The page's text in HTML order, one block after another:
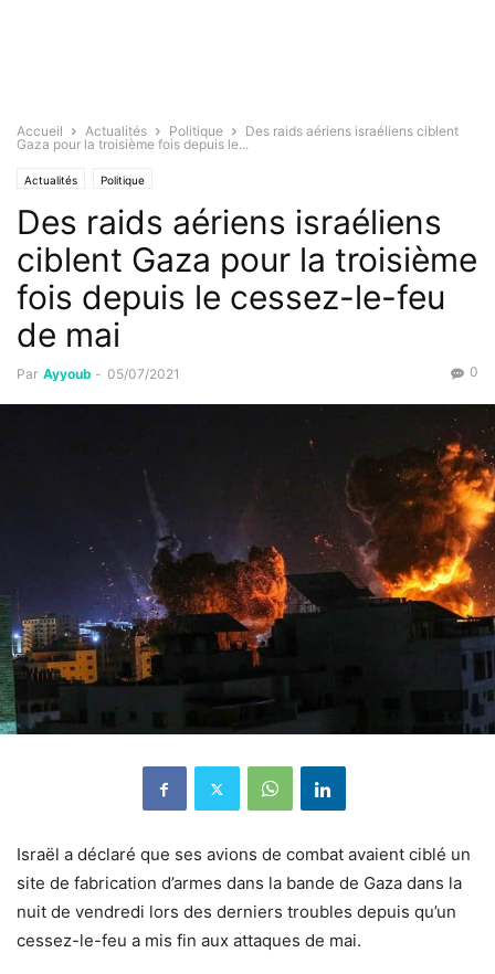
Accueil Actualités Politique
Des raids aériens israéliens ciblent
Gaza pour la troisième fois depuis le...
Actualités Politique
Des raids aériens israéliens
ciblent Gaza pour la troisième
fois depuis le cessez-le-feu
de mai
Par Ayyoub - 05/07/2021 0
Israël a déclaré que ses avions de combat avaient ciblé un
site de fabrication d’armes dans la bande de Gaza dans la
nuit de vendredi lors des derniers troubles depuis qu’un
cessez-le-feu a mis fin aux attaques de mai.